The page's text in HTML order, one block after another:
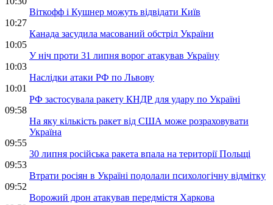
Віткофф і Кушнер можуть відвідати Київ
10:27
Канада засудила масований обстріл України
10:05
У ніч проти 31 липня ворог атакував Україну
10:03
Наслідки атаки РФ по Львову
10:01
РФ застосувала ракету КНДР для удару по Україні
09:58
На яку кількість ракет від США може розраховувати
Україна
09:55
30 липня російська ракета впала на території Польщі
09:53
Втрати росіян в Україні подолали психологічну відмітку
09:52
Ворожий дрон атакував передмістя Харкова